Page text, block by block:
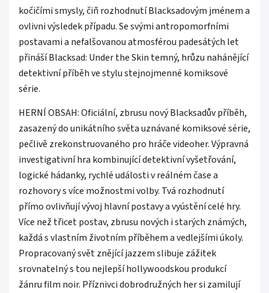
kočičími smysly, čiň rozhodnutí Blacksadovým jménem a
ovlivni výsledek případu. Se svými antropomorfními
postavami a nefalšovanou atmosférou padesátých let
přináší Blacksad: Under the Skin temný, hrůzu nahánějící
detektivní příběh ve stylu stejnojmenné komiksové
série.
HERNÍ OBSAH: Oficiální, zbrusu nový Blacksadův příběh,
zasazený do unikátního světa uznávané komiksové série,
pečlivě zrekonstruovaného pro hráče videoher. Výpravná
investigativní hra kombinující detektivní vyšetřování,
logické hádanky, rychlé události v reálném čase a
rozhovory s více možnostmi volby. Tvá rozhodnutí
přímo ovlivňují vývoj hlavní postavy a vyústění celé hry.
Více než třicet postav, zbrusu nových i starých známých,
každá s vlastním životním příběhem a vedlejšími úkoly.
Propracovaný svět znějící jazzem slibuje zážitek
srovnatelný s tou nejlepší hollywoodskou produkcí
žánru film noir. Příznivci dobrodružných her si zamilují